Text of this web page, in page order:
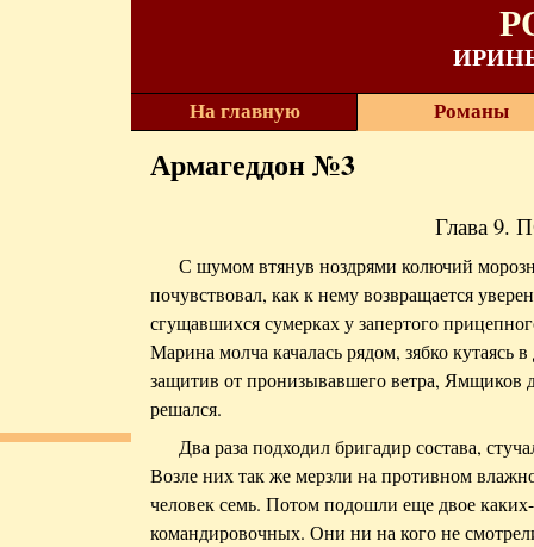
На главную Романы
Армагеддон №3
Глава
С шумом втянув ноздрями колючий
почувствовал, как к нему возвращается
сгущавшихся сумерках у запертого
Марина молча качалась рядом, зябко кутаясь
защитив от пронизывавшего ветра, Ямщиков
решался.
Два раза подходил бригадир состава,
Возле них так же мерзли на противном
человек семь. Потом подошли еще двое
командировочных. Они ни на кого не